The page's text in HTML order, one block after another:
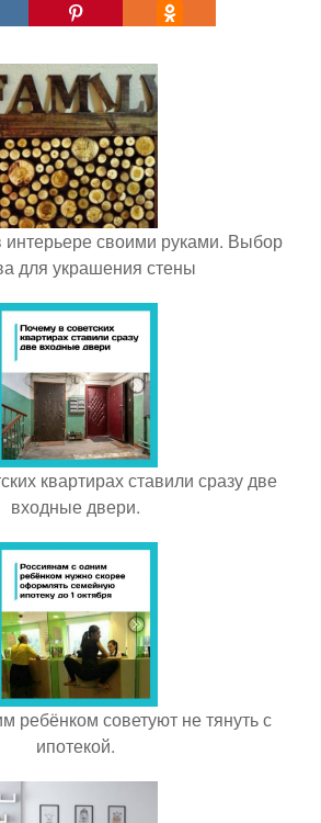
своими руками. Выбор
для украшения стены
квартирах ставили сразу две
входные двери.
ребёнком советуют не тянуть с
ипотекой.